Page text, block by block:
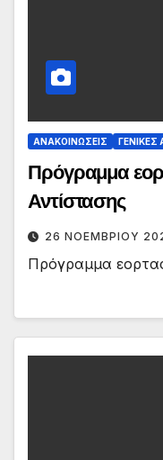
ΑΝΑΚΟΙΝΏΣΕΙΣ ΓΕΝΙΚΈΣ
Πρόγραμμα
Αντίστασης
26 ΝΟΕΜΒΡΊΟΥ
Πρόγραμμα